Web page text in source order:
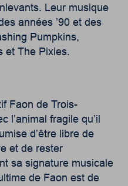
Leur musique
années ’90 et des
Pumpkins,
et The Pixies.
Faon de Trois-
l’animal fragile qu’il
d’être libre de
et de rester
sa signature musicale
de Faon est de